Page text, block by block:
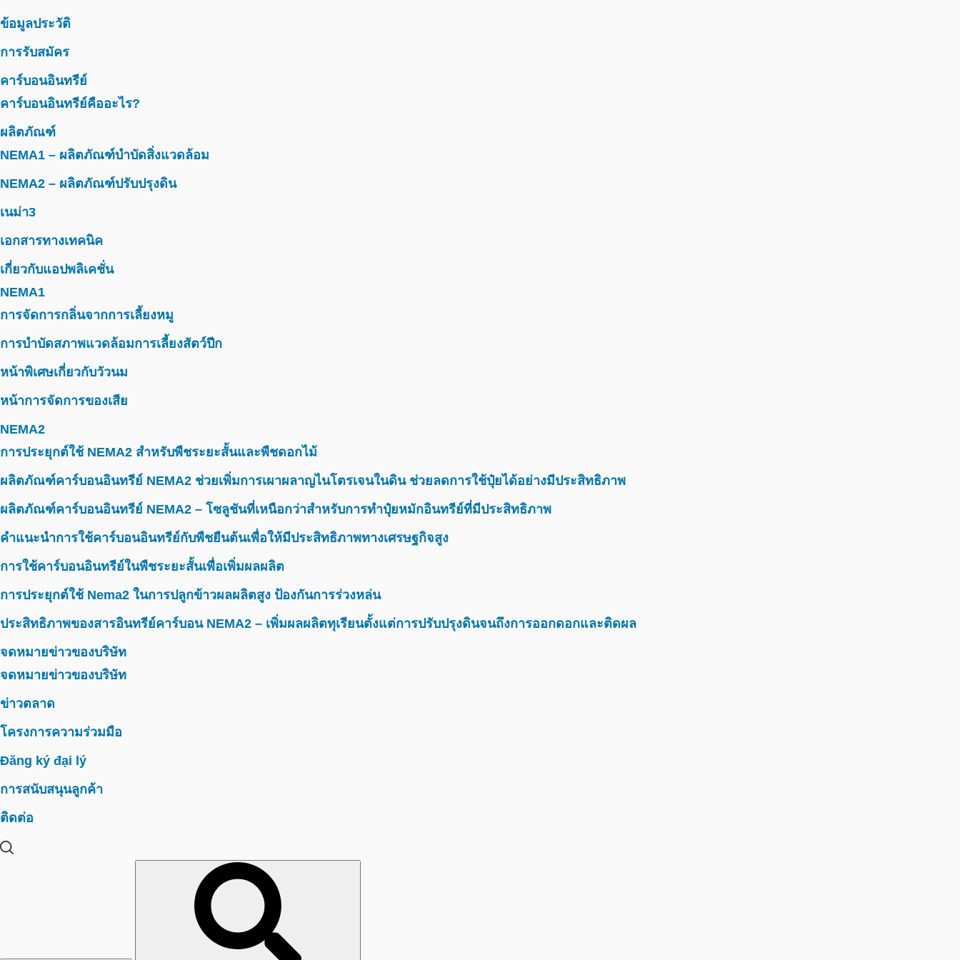
ข้อมูลประวัติ
การรับสมัคร
คาร์บอนอินทรีย์
คาร์บอนอินทรีย์คืออะไร?
ผลิตภัณฑ์
NEMA1 – ผลิตภัณฑ์บำบัดสิ่งแวดล้อม
NEMA2 – ผลิตภัณฑ์ปรับปรุงดิน
เนม่า3
เอกสารทางเทคนิค
เกี่ยวกับแอปพลิเคชั่น
NEMA1
การจัดการกลิ่นจากการเลี้ยงหมู
การบำบัดสภาพแวดล้อมการเลี้ยงสัตว์ปีก
หน้าพิเศษเกี่ยวกับวัวนม
หน้าการจัดการของเสีย
NEMA2
การประยุกต์ใช้ NEMA2 สำหรับพืชระยะสั้นและพืชดอกไม้
ผลิตภัณฑ์คาร์บอนอินทรีย์ NEMA2 ช่วยเพิ่มการเผาผลาญไนโตรเจนในดิน ช่วยลดการใช้ปุ๋ยได้อย่างมีประสิทธิภาพ
ผลิตภัณฑ์คาร์บอนอินทรีย์ NEMA2 – โซลูชันที่เหนือกว่าสำหรับการทำปุ๋ยหมักอินทรีย์ที่มีประสิทธิภาพ
คำแนะนำการใช้คาร์บอนอินทรีย์กับพืชยืนต้นเพื่อให้มีประสิทธิภาพทางเศรษฐกิจสูง
การใช้คาร์บอนอินทรีย์ในพืชระยะสั้นเพื่อเพิ่มผลผลิต
การประยุกต์ใช้ Nema2 ในการปลูกข้าวผลผลิตสูง ป้องกันการร่วงหล่น
ประสิทธิภาพของสารอินทรีย์คาร์บอน NEMA2 – เพิ่มผลผลิตทุเรียนตั้งแต่การปรับปรุงดินจนถึงการออกดอกและติดผล
จดหมายข่าวของบริษัท
จดหมายข่าวของบริษัท
ข่าวตลาด
โครงการความร่วมมือ
Đăng ký đại lý
การสนับสนุนลูกค้า
ติดต่อ